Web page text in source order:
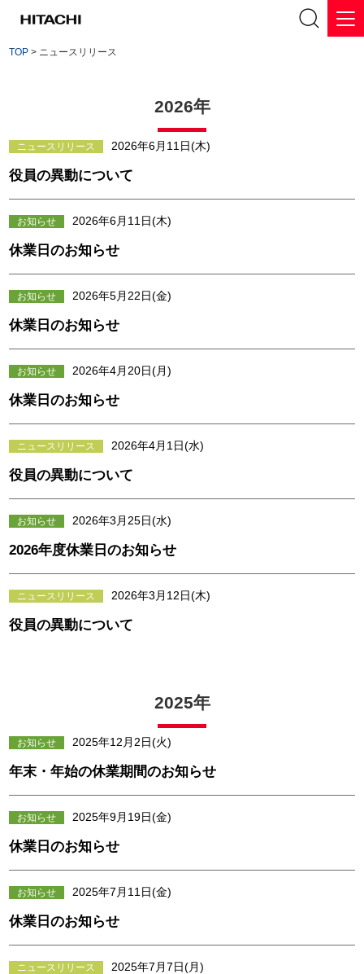
TOP > ニュースリリース
2026年
ニュースリリース 2026年6月11日(木)
役員の異動について
お知らせ 2026年6月11日(木)
休業日のお知らせ
お知らせ 2026年5月22日(金)
休業日のお知らせ
お知らせ 2026年4月20日(月)
休業日のお知らせ
ニュースリリース 2026年4月1日(水)
役員の異動について
お知らせ 2026年3月25日(水)
2026年度休業日のお知らせ
ニュースリリース 2026年3月12日(木)
役員の異動について
2025年
お知らせ 2025年12月2日(火)
年末・年始の休業期間のお知らせ
お知らせ 2025年9月19日(金)
休業日のお知らせ
お知らせ 2025年7月11日(金)
休業日のお知らせ
ニュースリリース 2025年7月7日(月)